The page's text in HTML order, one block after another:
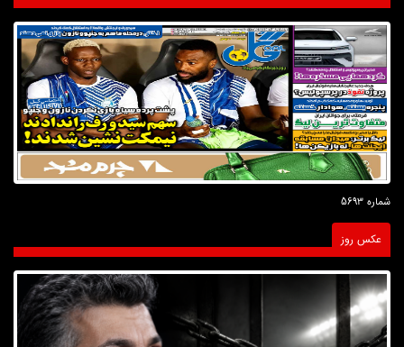
شماره 5693
عکس روز